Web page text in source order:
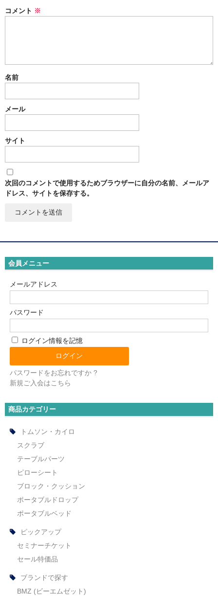
インソール
高機能まくら
オゾン発生器
セール特価品
キャンペーン
LLOYD TABLE (ロイドテーブル)
Therapeutica (セラピューティカ)
Erler Zimmer (エルラージマー)
SEROLA BIOMECHANICS (セローラ バイオメカニクス)
Body Line (ボディーライン)
MYTREX REBIVE（マイトレックス リバイブ）
コメント ※
名前
メール
サイト
次回のコメントで使用するためブラウザーに自分の名前、メールア
ドレス、サイトを保存する。
会員メニュー
メールアドレス
パスワード
ログイン情報を記憶
パスワードをお忘れですか ?
新規ご入会はこちら
商品カテゴリー
トムソン・カイロ
スクラブ
テーブルパーツ
ピローシート
ブロック・クッション
ポータブルドロップ
ポータブルベッド
ピックアップ
セミナーチケット
セール特価品
ブランドで探す
BMZ (ビーエムゼット)